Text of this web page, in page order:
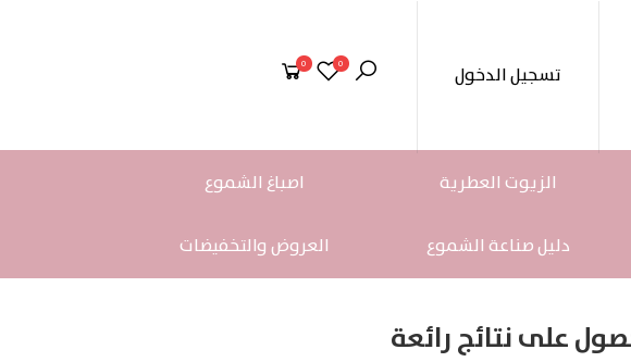
تسجيل الدخول 0
0
الزيوت العطرية اصباغ الشموع
دليل صناعة الشموع العروض والتخفيضات
على نتائج رائعة